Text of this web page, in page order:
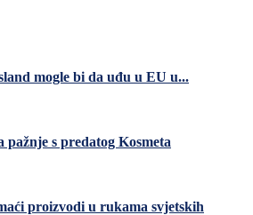
mogle bi da uđu u EU u...
s predatog Kosmeta
proizvodi u rukama svjetskih